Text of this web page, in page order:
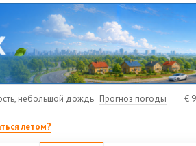
небольшой дождь Прогноз погоды €
летом?